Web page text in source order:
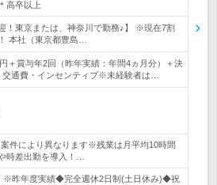
高卒以上
！東京または、神奈川で勤務♪】 ※現在7割
本社（東京都豊島…
＋賞与年2回（昨年実績：年間4ヵ月分）＋決
交通費・インセンティブ※未経験者は…
件により異なります※残業は月平均10時間
時差出勤を導入！…
※昨年度実績◆完全週休2日制(土日休み)◆祝